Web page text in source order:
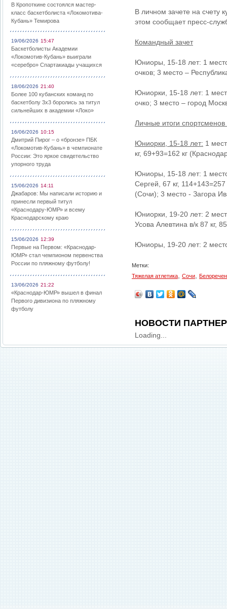
В Кропоткине состоялся мастер-
класс баскетболиста «Локомотива-
Кубань» Темирова
19/06/2026 15:47
Баскетболисты Академии
«Локомотив-Кубань» выиграли
«серебро» Спартакиады учащихся
18/06/2026 21:40
Более 100 кубанских команд по
баскетболу 3х3 боролись за титул
сильнейших в академии «Локо»
16/06/2026 10:15
Дмитрий Пирог – о «бронзе» ПБК
«Локомотив-Кубань» в чемпионате
России: Это яркое свидетельство
упорного труда
15/06/2026 14:11
Джабаров: Мы написали историю и
принесли первый титул
«Краснодару-ЮМР» и всему
Краснодарскому краю
15/06/2026 12:39
Первые на Первом: «Краснодар-
ЮМР» стал чемпионом первенства
России по пляжному футболу!
13/06/2026 21:22
«Краснодар-ЮМР» вышел в финал
Первого дивизиона по пляжному
футболу
В личном зачете на счету
этом сообщает пресс-
Командный зачет
Юниоры, 15-18 лет: 1
очков; 3 место –
Юниорки, 15-18 лет: 1
очко; 3 место – город
Личные итоги
Юниорки, 15-18 лет: 1
кг, 69+93=162 кг
Юниоры, 15-18 лет: 1
Сергей, 67 кг,
(Сочи); 3 место - Загора
Юниорки, 19-20 лет: 2
Усова Алевтина в/к 87 кг,
Юниоры, 19-20 лет: 2
Метки:
Тяжелая атлетика
Сочи
НОВОСТИ
Loading...